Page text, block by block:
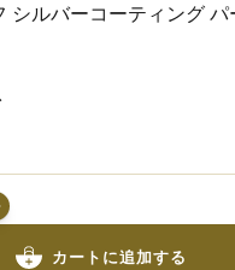
シルバーコーティング
カートに追加する